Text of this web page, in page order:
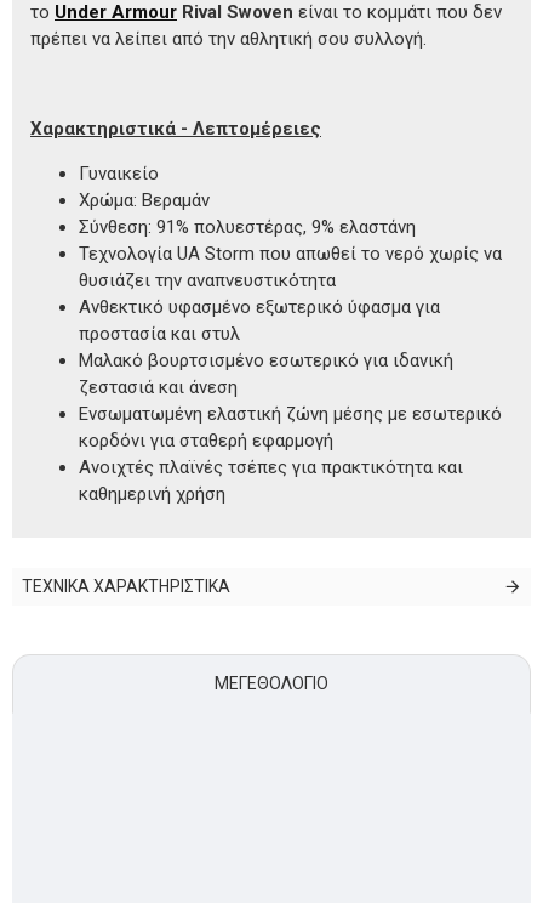
το Under Armour Rival Swoven είναι το κομμάτι που δεν
πρέπει να λείπει από την αθλητική σου συλλογή.
Χαρακτηριστικά - Λεπτομέρειες
Γυναικείο
Χρώμα: Βεραμάν
Σύνθεση: 91% πολυεστέρας, 9% ελαστάνη
Τεχνολογία UA Storm που απωθεί το νερό χωρίς να
θυσιάζει την αναπνευστικότητα
Ανθεκτικό υφασμένο εξωτερικό ύφασμα για
προστασία και στυλ
Μαλακό βουρτσισμένο εσωτερικό για ιδανική
ζεστασιά και άνεση
Ενσωματωμένη ελαστική ζώνη μέσης με εσωτερικό
κορδόνι για σταθερή εφαρμογή
Ανοιχτές πλαϊνές τσέπες για πρακτικότητα και
καθημερινή χρήση
ΤΕΧΝΙΚΑ ΧΑΡΑΚΤΗΡΙΣΤΙΚΑ
ΜΕΓΕΘΟΛΌΓΙΟ